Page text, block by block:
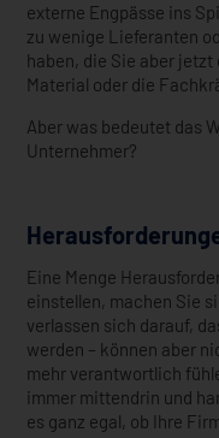
externe Engpässe ins
zu wenige Lieferanten
haben, die Sie aber
Material oder die
Aber was bedeutet das
Unternehmer?
Eine Menge
einstellen, machen Sie
verlassen sich darauf,
werden – können aber
mehr verantwortlich
immer mittendrin und
es ganz egal, ob Ihre